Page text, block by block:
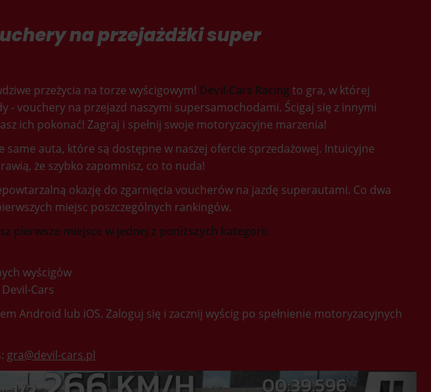
na przejażdżki super
przeżycia na torze wyścigowym! Devil-Cars Racingto gra, w której
- vouchery na przejazd naszymi supersamochodami. Ścigaj się z innymi
ich pokonać! Zagraj i spełnij swoje motoryzacyjne marzenia!
same auta, które są dostępne w naszej ofercie sprzedażowej. Intuicyjne
że szybko zapomnisz, co to nuda!
okazję do zgarnięcia voucherów na jazdę superautami. Co dwa
miejsc poszczególnych rankingów.
pierwsze miejsce w jednej z poniższych kategorii:
wyścigów
Cars
Android lub iOS. Zaloguj się i zacznij wyścig po spełnienie motoryzacyjnych
gra@devil-cars.pl
Next